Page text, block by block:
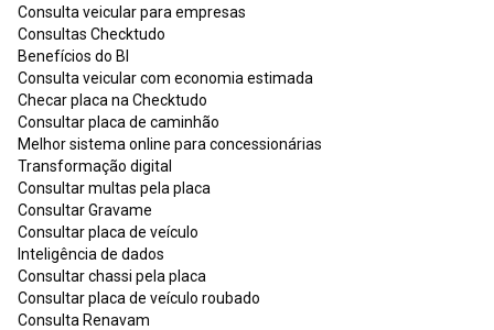
Consulta veicular para empresas
Consultas Checktudo
Benefícios do BI
Consulta veicular com economia estimada
Checar placa na Checktudo
Consultar placa de caminhão
Melhor sistema online para concessionárias
Transformação digital
Consultar multas pela placa
Consultar Gravame
Consultar placa de veículo
Inteligência de dados
Consultar chassi pela placa
Consultar placa de veículo roubado
Consulta Renavam